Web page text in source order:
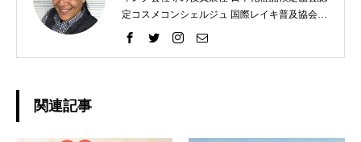
定コスメコンシェルジュ 国際レイキ普及協会認
定ティーチャー 【プライベート】 趣味 ラン
関連記事